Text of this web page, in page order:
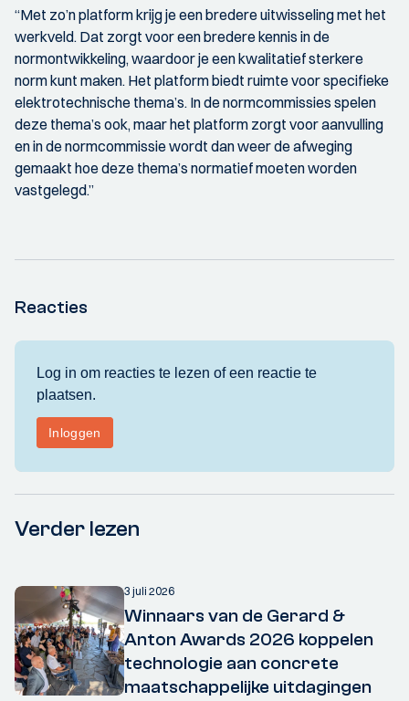
“Met zo’n platform krijg je een bredere uitwisseling met het
werkveld. Dat zorgt voor een bredere kennis in de
normontwikkeling, waardoor je een kwalitatief sterkere
norm kunt maken. Het platform biedt ruimte voor specifieke
elektrotechnische thema’s. In de normcommissies spelen
deze thema’s ook, maar het platform zorgt voor aanvulling
en in de normcommissie wordt dan weer de afweging
gemaakt hoe deze thema’s normatief moeten worden
vastgelegd.”
Reacties
Verder lezen
3 juli 2026
Winnaars van de Gerard &
Anton Awards 2026 koppelen
technologie aan concrete
maatschappelijke uitdagingen